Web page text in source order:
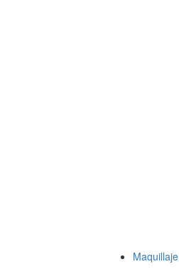
Maquillaje